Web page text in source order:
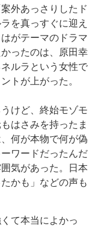
外あっさりしたド
を真っすぐに迎え
がテーマのドラマ
ったのは、原田幸
ルラという女性で
トが上がった。
けど、終始モゾモ
はさみを持ったま
何が本物で何が偽
ワードだったんだ
気があった。日本
かも」などの声も
て本当によかっ